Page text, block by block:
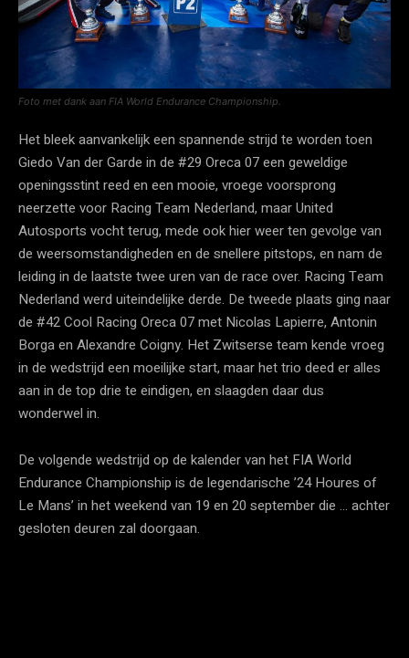
Foto met dank aan FIA World Endurance Championship.
Het bleek aanvankelijk een spannende strijd te worden toen
Giedo Van der Garde in de #29 Oreca 07 een geweldige
openingsstint reed en een mooie, vroege voorsprong
neerzette voor Racing Team Nederland, maar United
Autosports vocht terug, mede ook hier weer ten gevolge van
de weersomstandigheden en de snellere pitstops, en nam de
leiding in de laatste twee uren van de race over. Racing Team
Nederland werd uiteindelijke derde. De tweede plaats ging naar
de #42 Cool Racing Oreca 07 met Nicolas Lapierre, Antonin
Borga en Alexandre Coigny. Het Zwitserse team kende vroeg
in de wedstrijd een moeilijke start, maar het trio deed er alles
aan in de top drie te eindigen, en slaagden daar dus
wonderwel in.
De volgende wedstrijd op de kalender van het FIA World
Endurance Championship is de legendarische ’24 Houres of
Le Mans’ in het weekend van 19 en 20 september die … achter
gesloten deuren zal doorgaan.